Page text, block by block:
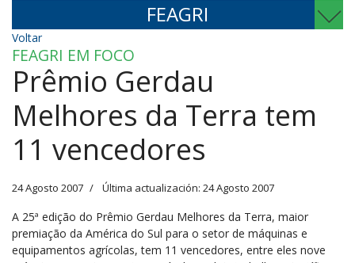
FEAGRI
Voltar
FEAGRI EM FOCO
Prêmio Gerdau
Melhores da Terra tem
11 vencedores
24 Agosto 2007 Última actualización: 24 Agosto 2007
A 25ª edição do Prêmio Gerdau Melhores da Terra, maior
premiação da América do Sul para o setor de máquinas e
equipamentos agrícolas, tem 11 vencedores, entre eles nove